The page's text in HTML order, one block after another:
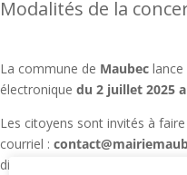
Modalités de la
La commune de Maubec
électronique du 2 juillet 2025
Les citoyens sont invités à
courriel :
disponible en mairie aux